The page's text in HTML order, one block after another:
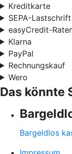
Kreditkarte
SEPA-Lastschrift
easyCredit-
Klarna
PayPal
Rechnungskauf
Wero
Das könnte
Bargeldlos